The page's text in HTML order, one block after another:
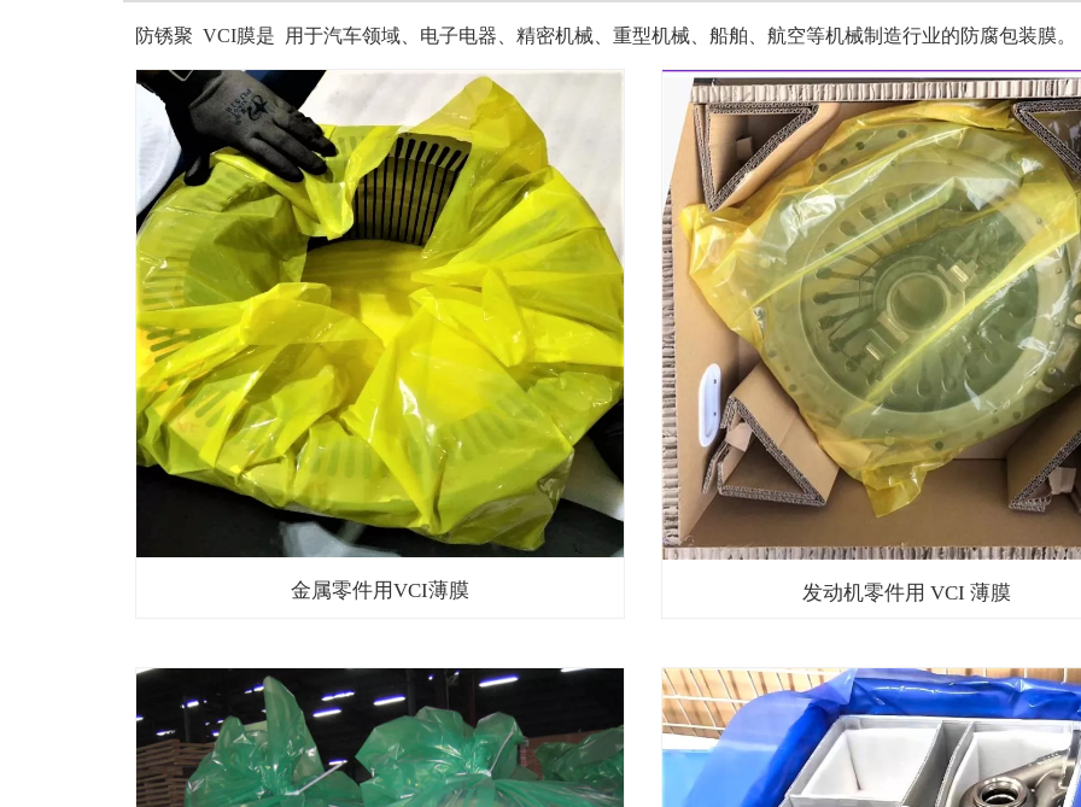
防锈聚 VCI膜是 用于汽车领域、电子电器、精密机械、重型机械、船舶、航空等机械制造行业的防腐包装膜。
金属零件用VCI薄膜 发动机零件用 VCI 薄膜